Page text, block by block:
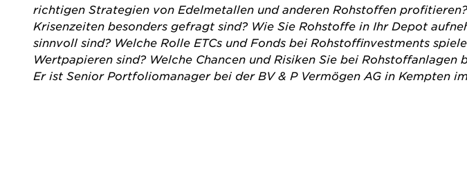
richtigen Strategien von Edelmetallen und anderen Rohstoffen
Krisenzeiten besonders gefragt sind? Wie Sie Rohstoffe in Ihr Depot
sinnvoll sind? Welche Rolle ETCs und Fonds bei Rohstoffinvestments
Wertpapieren sind? Welche Chancen und Risiken Sie bei
Er ist Senior Portfoliomanager bei der BV & P Vermögen AG in Kempten